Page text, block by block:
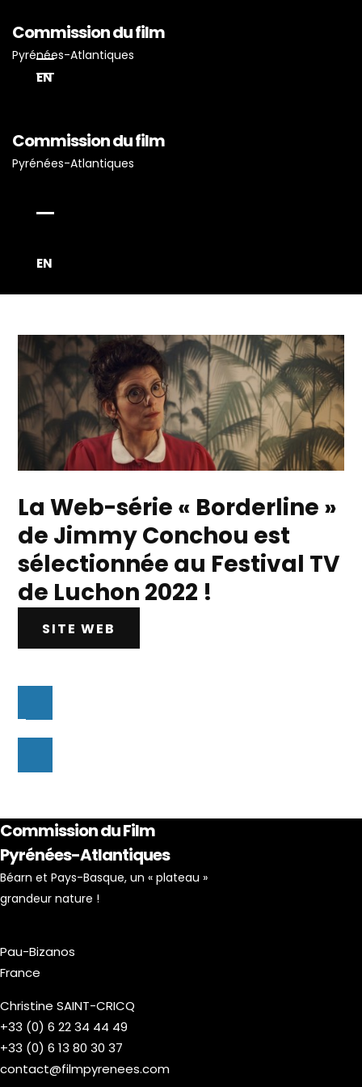
Commission du film
Pyrénées-Atlantiques
EN
Commission du film
Pyrénées-Atlantiques
EN
Actualités
La Web-série « Borderline »
de Jimmy Conchou est
sélectionnée au Festival TV
de Luchon 2022 !
SITE WEB
Commission du Film
Pyrénées-Atlantiques
Béarn et Pays-Basque, un « plateau »
grandeur nature !
Pau-Bizanos
France
Christine SAINT-CRICQ
+33 (0) 6 22 34 44 49
+33 (0) 6 13 80 30 37
contact@filmpyrenees.com